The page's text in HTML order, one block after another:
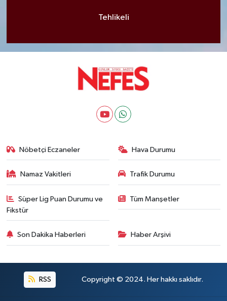
Tehlikeli
Nöbetçi Eczaneler Hava Durumu
Namaz Vakitleri Trafik Durumu
Süper Lig Puan Durumu ve
Fikstür
Tüm Manşetler
Son Dakika Haberleri Haber Arşivi
RSS Copyright © 2024. Her hakkı saklıdır.